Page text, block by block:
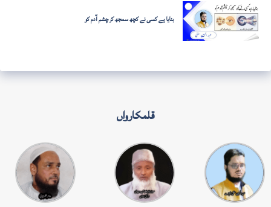
بنایا ہے کسی نے کچھ سمجھ کر چشم آدم کو
قلمکارواں